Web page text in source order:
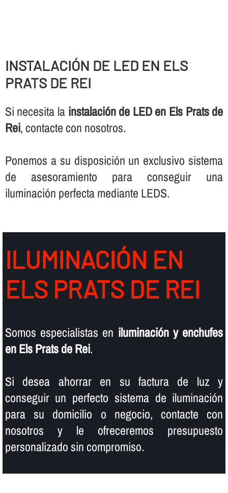
INSTALACIÓN DE LED EN ELS
PRATS DE REI
Si necesita la instalación de LED en Els Prats de
Rei, contacte con nosotros.
Ponemos a su disposición un exclusivo sistema
de asesoramiento para conseguir una
iluminación perfecta mediante LEDS.
ILUMINACIÓN EN
ELS PRATS DE REI
Somos especialistas en iluminación y enchufes
en Els Prats de Rei.
Si desea ahorrar en su factura de luz y
conseguir un perfecto sistema de iluminación
para su domicilio o negocio, contacte con
nosotros y le ofreceremos presupuesto
personalizado sin compromiso.